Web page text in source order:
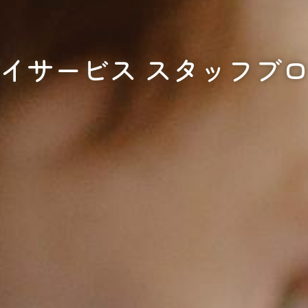
サービス スタッフブ